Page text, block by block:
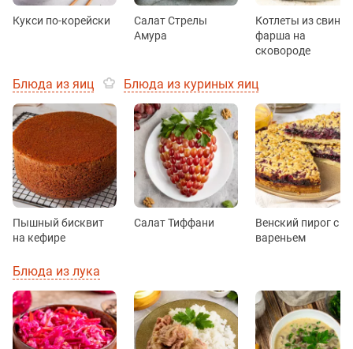
Кукси по-корейски
Салат Стрелы
Амура
Котлеты из
фарша на
сковороде
Блюда из яиц Блюда из куриных яиц
Пышный бисквит
на кефире
Салат Тиффани
Венский пирог с
вареньем
Блюда из лука